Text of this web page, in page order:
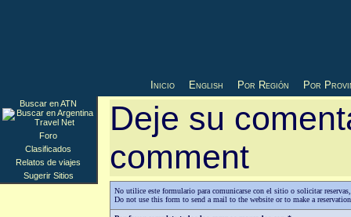
Inicio English Por Región Por
Deje su
comment
No utilice este formulario para comunicarse con el sitio o solicitar
Do not use this form to send a mail to the website or to make a
Buscar en ATN
Foro
Clasificados
Relatos de viajes
Sugerir Sitios